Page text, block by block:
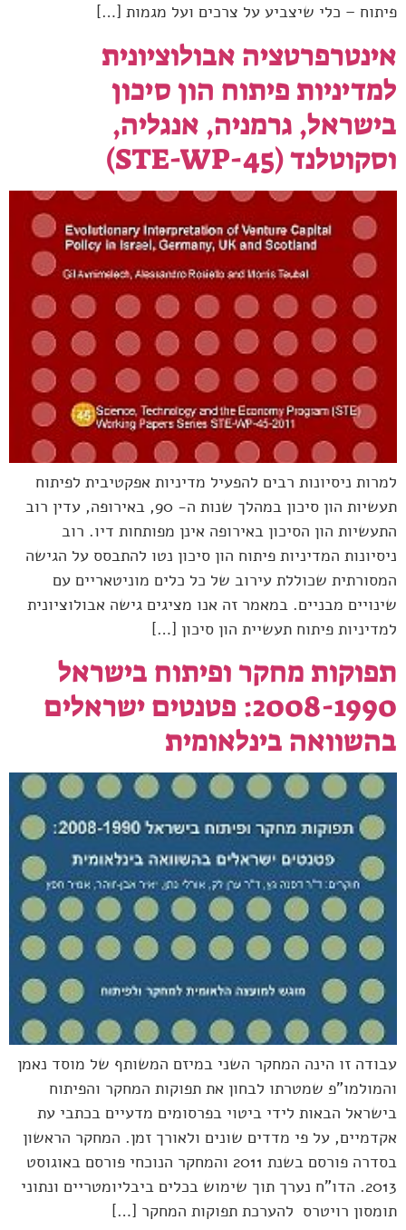
פיתוח – כלי שיצביע על צרכים ועל מגמות […]
אינטרפרטציה אבולוציונית
למדיניות פיתוח הון סיכון
בישראל, גרמניה, אנגליה,
וסקוטלנד (STE-WP-45)
למרות ניסיונות רבים להפעיל מדיניות אפקטיבית לפיתוח
תעשיות הון סיכון במהלך שנות ה- 90, באירופה, עדין רוב
התעשיות הון הסיכון באירופה אינן מפותחות דיו. רוב
ניסיונות המדיניות פיתוח הון סיכון נטו להתבסס על הגישה
המסורתית שכוללת עירוב של כל כלים מוניטאריים עם
שינויים מבניים. במאמר זה אנו מציגים גישה אבולוציונית
למדיניות פיתוח תעשיית הון סיכון […]
תפוקות מחקר ופיתוח בישראל
2008-1990: פטנטים ישראלים
בהשוואה בינלאומית
עבודה זו הינה המחקר השני במיזם המשותף של מוסד נאמן
והמולמו"פ שמטרתו לבחון את תפוקות המחקר והפיתוח
בישראל הבאות לידי ביטוי בפרסומים מדעיים בכתבי עת
אקדמיים, על פי מדדים שונים ולאורך זמן. המחקר הראשון
בסדרה פורסם בשנת 2011 והמחקר הנוכחי פורסם באוגוסט
2013. הדו"ח נערך תוך שימוש בכלים ביבליומטריים ונתוני
תומסון רויטרס להערכת תפוקות המחקר […]